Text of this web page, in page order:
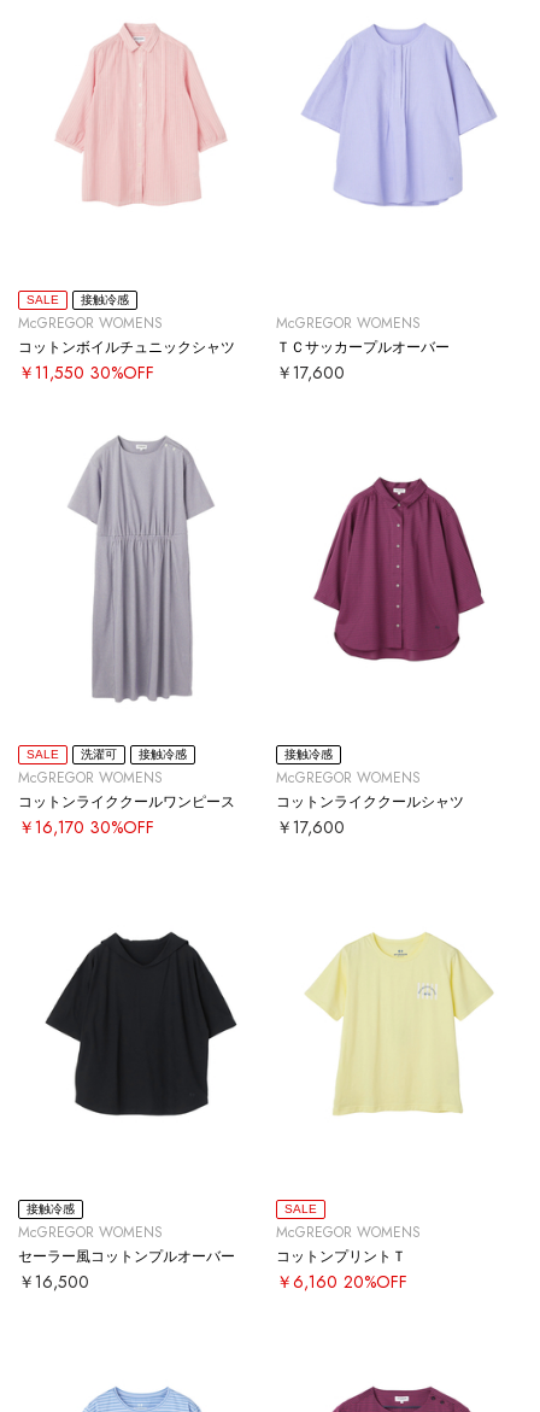
SALE 接触冷感
McGREGOR WOMENS
コットンボイルチュニックシャツ
￥11,550 30%OFF
McGREGOR WOMENS
ＴＣサッカープルオーバー
￥17,600
SALE 洗濯可 接触冷感
McGREGOR WOMENS
コットンライククールワンピース
￥16,170 30%OFF
接触冷感
McGREGOR WOMENS
コットンライククールシャツ
￥17,600
接触冷感
McGREGOR WOMENS
セーラー風コットンプルオーバー
￥16,500
SALE
McGREGOR WOMENS
コットンプリントＴ
￥6,160 20%OFF